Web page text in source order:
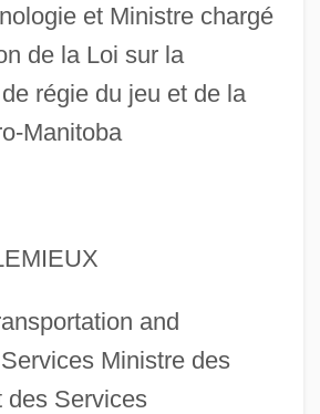
et Ministre chargé
de la Loi sur la
régie du jeu et de la
Manitoba
and
Ministre des
des Services